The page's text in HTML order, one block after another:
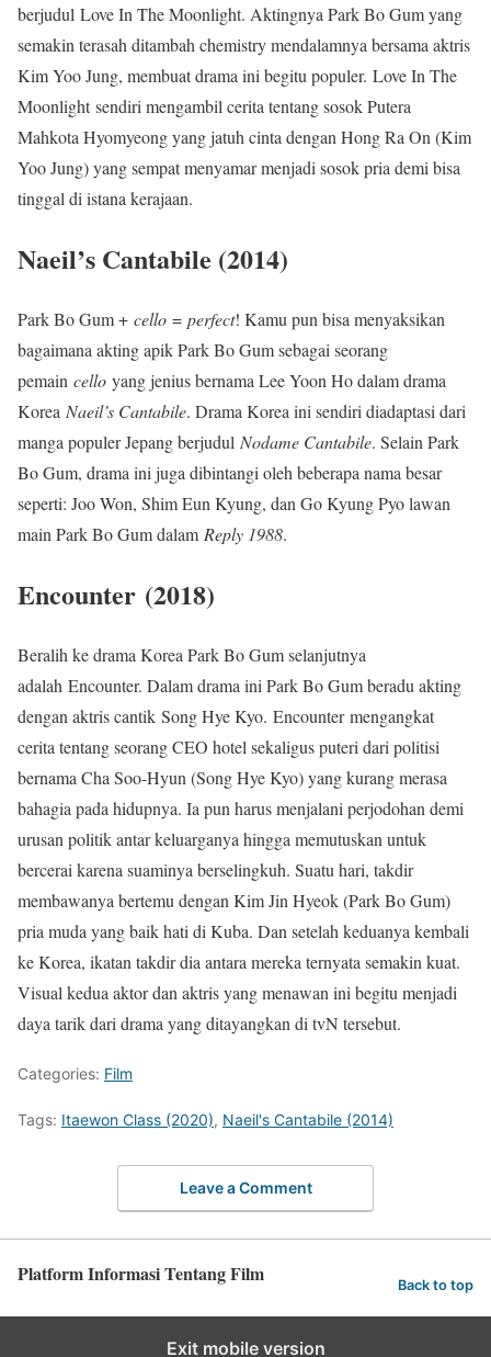
berjudul Love In The Moonlight. Aktingnya Park Bo Gum yang
semakin terasah ditambah chemistry mendalamnya bersama aktris
Kim Yoo Jung, membuat drama ini begitu populer. Love In The
Moonlight sendiri mengambil cerita tentang sosok Putera
Mahkota Hyomyeong yang jatuh cinta dengan Hong Ra On (Kim
Yoo Jung) yang sempat menyamar menjadi sosok pria demi bisa
tinggal di istana kerajaan.
Naeil’s Cantabile (2014)
Park Bo Gum + cello = perfect! Kamu pun bisa menyaksikan
bagaimana akting apik Park Bo Gum sebagai seorang
pemain cello yang jenius bernama Lee Yoon Ho dalam drama
Korea Naeil’s Cantabile. Drama Korea ini sendiri diadaptasi dari
manga populer Jepang berjudul Nodame Cantabile. Selain Park
Bo Gum, drama ini juga dibintangi oleh beberapa nama besar
seperti: Joo Won, Shim Eun Kyung, dan Go Kyung Pyo lawan
main Park Bo Gum dalam Reply 1988.
Encounter (2018)
Beralih ke drama Korea Park Bo Gum selanjutnya
adalah Encounter. Dalam drama ini Park Bo Gum beradu akting
dengan aktris cantik Song Hye Kyo. Encounter mengangkat
cerita tentang seorang CEO hotel sekaligus puteri dari politisi
bernama Cha Soo-Hyun (Song Hye Kyo) yang kurang merasa
bahagia pada hidupnya. Ia pun harus menjalani perjodohan demi
urusan politik antar keluarganya hingga memutuskan untuk
bercerai karena suaminya berselingkuh. Suatu hari, takdir
membawanya bertemu dengan Kim Jin Hyeok (Park Bo Gum)
pria muda yang baik hati di Kuba. Dan setelah keduanya kembali
ke Korea, ikatan takdir dia antara mereka ternyata semakin kuat.
Visual kedua aktor dan aktris yang menawan ini begitu menjadi
daya tarik dari drama yang ditayangkan di tvN tersebut.
Categories: Film
Tags: Itaewon Class (2020), Naeil's Cantabile (2014)
Leave a Comment
Platform Informasi Tentang Film Back to top
Exit mobile version